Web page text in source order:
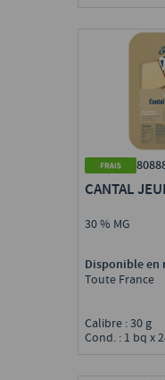
CANTAL
30 % MG
Disponible en
Toute France
Calibre : 30 g
Cond. : 1 bq x